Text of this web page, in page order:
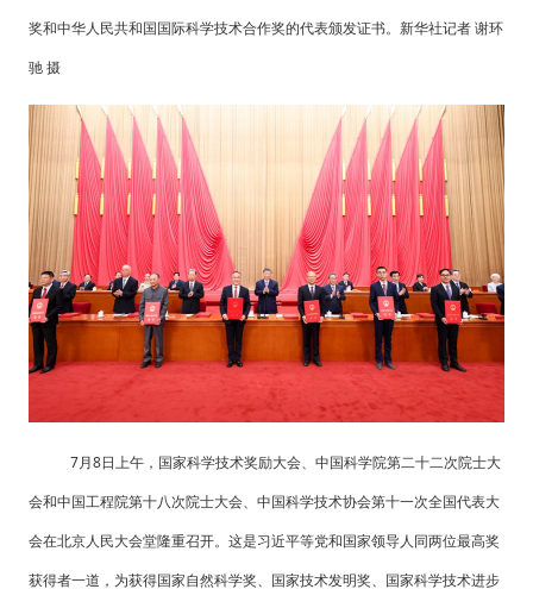
奖和中华人民共和国国际科学技术合作奖的代表颁发证书。新华社记者 谢环
驰 摄
7月8日上午，国家科学技术奖励大会、中国科学院第二十二次院士大
会和中国工程院第十八次院士大会、中国科学技术协会第十一次全国代表大
会在北京人民大会堂隆重召开。这是习近平等党和国家领导人同两位最高奖
获得者一道，为获得国家自然科学奖、国家技术发明奖、国家科学技术进步